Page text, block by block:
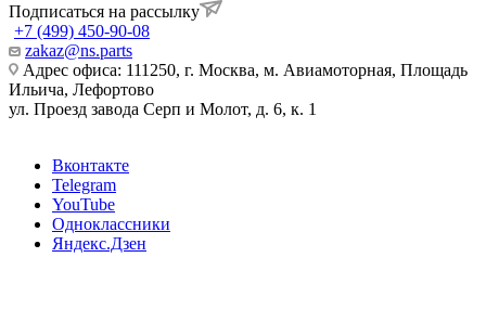
Подписаться на рассылку
+7 (499) 450-90-08
zakaz@ns.parts
Адрес офиса: 111250, г. Москва, м. Авиамоторная, Площадь
Ильича, Лефортово
ул. Проезд завода Серп и Молот, д. 6, к. 1
Вконтакте
Telegram
YouTube
Одноклассники
Яндекс.Дзен